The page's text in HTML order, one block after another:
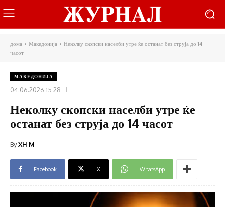
дома Македонија
Неколку скопски населби утре ќе останат без струја до 14
часот
МАКЕДОНИЈА
04.06.2026 15:28
Неколку скопски населби утре ќе
останат без струја до 14 часот
ByXH M
Facebook X WhatsApp